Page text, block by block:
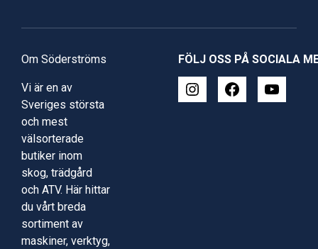
Om Söderströms
Vi är en av
Sveriges största
och mest
välsorterade
butiker inom
skog, trädgård
och ATV. Här hittar
du vårt breda
sortiment av
maskiner, verktyg,
FÖLJ OSS PÅ SOCIALA